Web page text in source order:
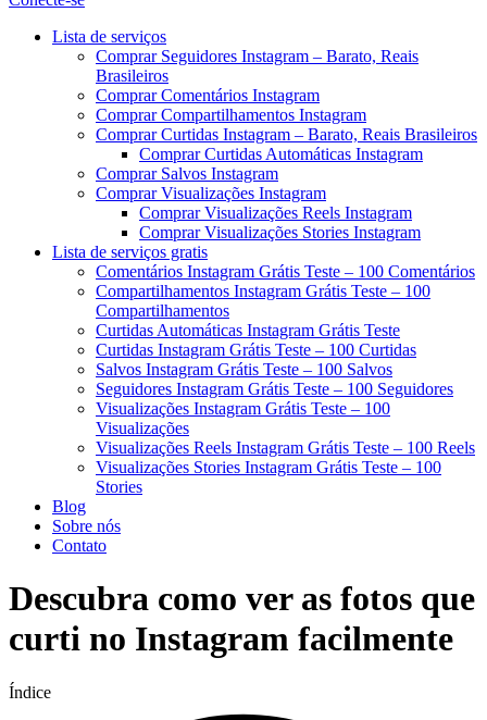
Menu
Lista de serviços
Comprar Seguidores Instagram – Barato, Reais
Brasileiros
Comprar Comentários Instagram
Comprar Compartilhamentos Instagram
Comprar Curtidas Instagram – Barato, Reais Brasileiros
Comprar Curtidas Automáticas Instagram
Comprar Salvos Instagram
Comprar Visualizações Instagram
Comprar Visualizações Reels Instagram
Comprar Visualizações Stories Instagram
Lista de serviços gratis
Comentários Instagram Grátis Teste – 100 Comentários
Compartilhamentos Instagram Grátis Teste – 100
Compartilhamentos
Curtidas Automáticas Instagram Grátis Teste
Curtidas Instagram Grátis Teste – 100 Curtidas
Salvos Instagram Grátis Teste – 100 Salvos
Seguidores Instagram Grátis Teste – 100 Seguidores
Visualizações Instagram Grátis Teste – 100
Visualizações
Visualizações Reels Instagram Grátis Teste – 100 Reels
Visualizações Stories Instagram Grátis Teste – 100
Stories
Blog
Sobre nós
Contato
Descubra como ver as fotos que
curti no Instagram facilmente
Índice